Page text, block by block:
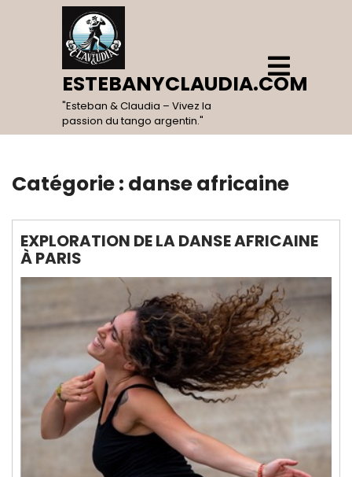
ESTEBANYCLAUDIA.COM
"Esteban & Claudia – Vivez la
passion du tango argentin."
Open
Menu
Catégorie : danse africaine
EXPLORATION DE LA DANSE AFRICAINE
À PARIS